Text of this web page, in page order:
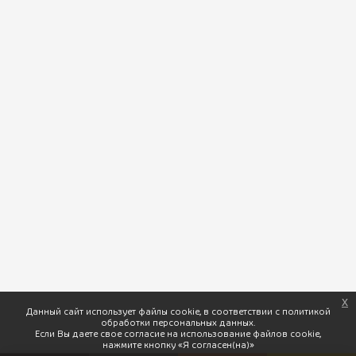
ПхалиХинкали © 2026 Доставка вкусной грузинской кухни. |
Разработка
Данный сайт использует файлы cookie, в соответствии с политикой
обработки персональных данных.
Если Вы даете свое согласие на использование файлов cookie,
нажмите кнопку «Я согласен(на)»
x